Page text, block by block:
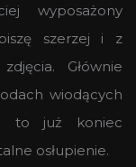
wyposażony
szerzej i z
Głównie
wiodących
to już koniec
osłupienie.